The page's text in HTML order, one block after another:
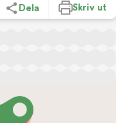
Dela Skriv ut